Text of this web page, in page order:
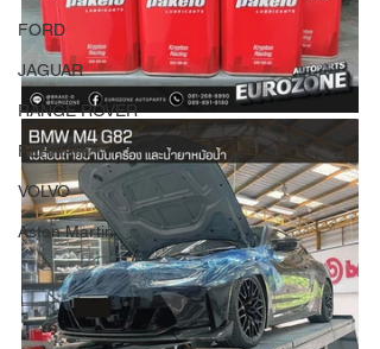
FORD
JAGUAR
RANGE ROVER
FERRARI
VOLVO
Aston Martin